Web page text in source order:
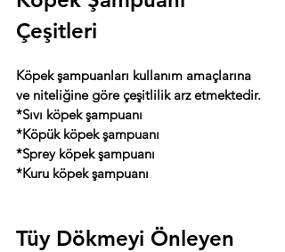
Çeşitleri
Köpek şampuanları kullanım amaçlarına
ve niteliğine göre çeşitlilik arz etmektedir.
*Sıvı köpek şampuanı
*Köpük köpek şampuanı
*Sprey köpek şampuanı
*Kuru köpek şampuanı
Tüy Dökmeyi Önleyen